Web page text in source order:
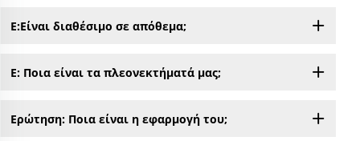
Ε:Είναι διαθέσιμο σε απόθεμα;
Ε: Ποια είναι τα πλεονεκτήματά μας;
Ερώτηση: Ποια είναι η εφαρμογή του;